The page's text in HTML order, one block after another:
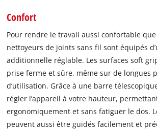
Confort
Pour rendre le travail aussi confortable
nettoyeurs de joints sans fil sont équipés
additionnelle réglable. Les surfaces soft
prise ferme et sûre, même sur de longues
d’utilisation. Grâce à une barre
régler l’appareil à votre hauteur,
ergonomiquement et sans fatiguer le dos.
peuvent aussi être guidés facilement et